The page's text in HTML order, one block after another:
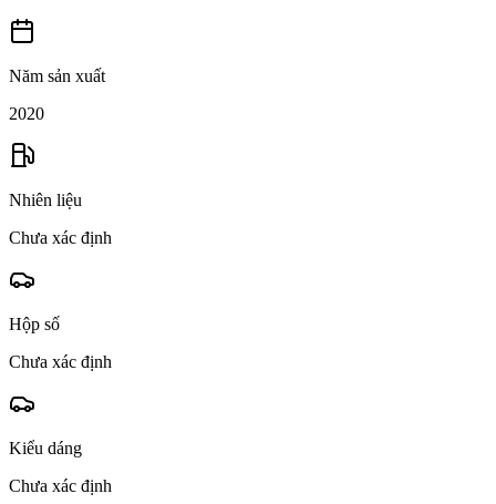
Năm sản xuất
2020
Nhiên liệu
Chưa xác định
Hộp số
Chưa xác định
Kiểu dáng
Chưa xác định